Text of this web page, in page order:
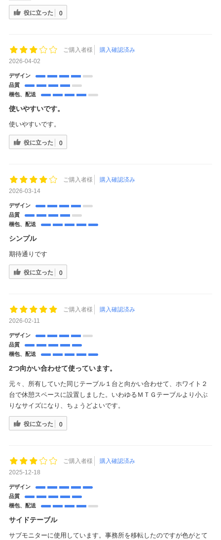
役に立った 0
ご購入者様
購入確認済み
2026-04-02
デザイン
品質
梱包、配送
使いやすいです。
使いやすいです。
役に立った 0
ご購入者様
購入確認済み
2026-03-14
デザイン
品質
梱包、配送
シンプル
期待通りです
役に立った 0
ご購入者様
購入確認済み
2026-02-11
デザイン
品質
梱包、配送
2つ向かい合わせて使っています。
元々、所有していた同じテーブル１台と向かい合わせて、ホワイト２
台で休憩スペースに設置しました。いわゆるＭＴＧテーブルより小ぶ
りなサイズになり、ちょうどよいです。
役に立った 0
ご購入者様
購入確認済み
2025-12-18
デザイン
品質
梱包、配送
サイドテーブル
サブモニターに使用しています。事務所を移転したのですが色がとて